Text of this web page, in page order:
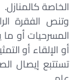
الخاصة كالمنازل.
وتنص الفقرة
المسرحيات أو
أو الإلقاء أو
تستتبع إيصال